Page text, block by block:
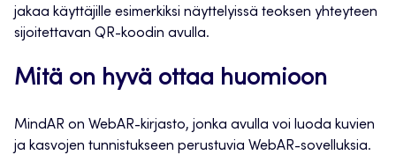
jakaa käyttäjille esimerkiksi näyttelyissä teoksen yhteyteen
sijoitettavan QR-koodin avulla.
Mitä on hyvä ottaa huomioon
MindAR on WebAR-kirjasto, jonka avulla voi luoda kuvien
ja kasvojen tunnistukseen perustuvia WebAR-sovelluksia.